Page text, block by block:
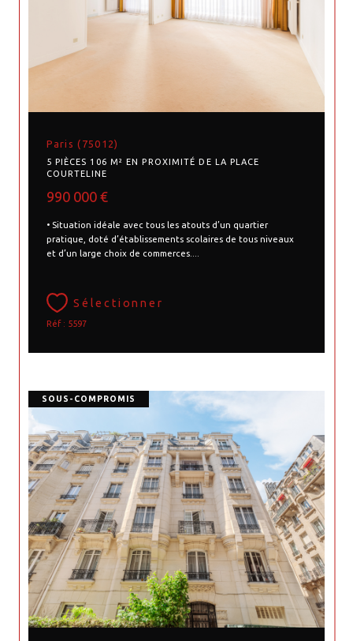
Paris (75012)
5 PIÈCES 106 M² EN PROXIMITÉ DE LA PLACE
COURTELINE
990 000 €
• Situation idéale avec tous les atouts d’un quartier
pratique, doté d’établissements scolaires de tous niveaux
et d’un large choix de commerces....
Sélectionner
Réf : 5597
SOUS-COMPROMIS